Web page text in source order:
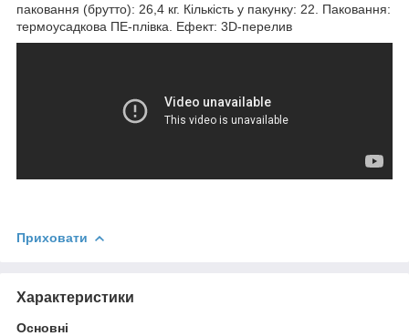
паковання (брутто): 26,4 кг. Кількість у пакунку: 22. Паковання:
термоусадкова ПЕ-плівка. Ефект: 3D-перелив
Приховати
Характеристики
Основні